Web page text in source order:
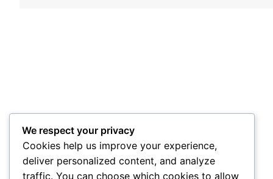
We respect your privacy
Cookies help us improve your experience,
deliver personalized content, and analyze
traffic. You can choose which cookies to allow